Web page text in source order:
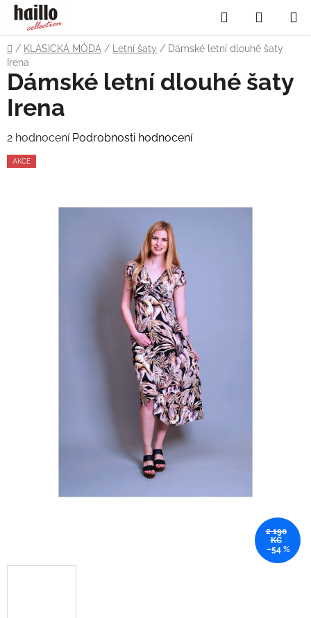
Přejít
obsah
Hledat
KOŠÍK
Domů
/ KLASICKÁ MÓDA / Letní šaty / Dámské letní dlouhé šaty
Irena
Dámské letní dlouhé šaty
Irena
Průměrné
hodnocení
2 hodnocení Podrobnosti hodnocení
AKCE
2 190
KČ
–54 %